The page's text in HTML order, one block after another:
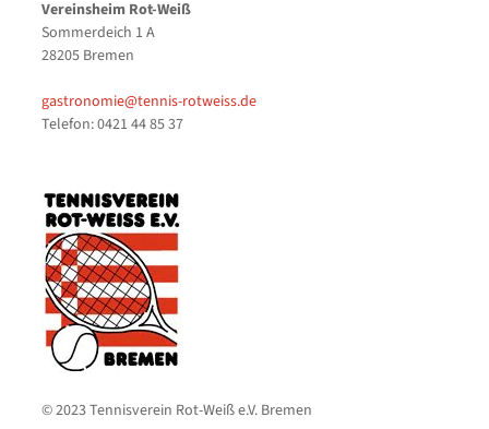
Vereinsheim Rot-Weiß
Sommerdeich 1 A
28205 Bremen
gastronomie@tennis-rotweiss.de
Telefon: 0421 44 85 37
© 2023 Tennisverein Rot-Weiß e.V. Bremen